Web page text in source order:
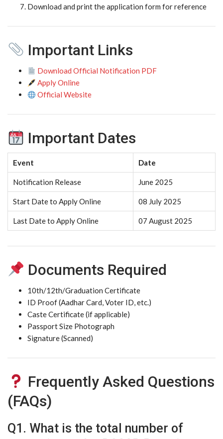
Download and print the application form for reference
Important Links
Download Official Notification PDF
Apply Online
Official Website
Important Dates
Event Date
Notification Release June 2025
Start Date to Apply Online 08 July 2025
Last Date to Apply Online 07 August 2025
Documents Required
10th/12th/Graduation Certificate
ID Proof (Aadhar Card, Voter ID, etc.)
Caste Certificate (if applicable)
Passport Size Photograph
Signature (Scanned)
Frequently Asked Questions
(FAQs)
Q1. What is the total number of